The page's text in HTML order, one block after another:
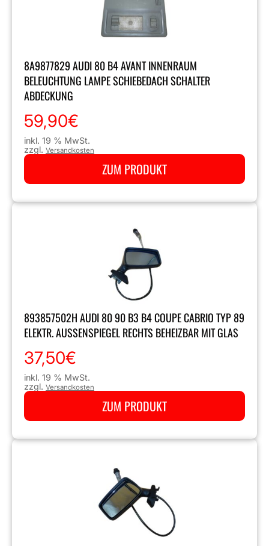
8A9877829 AUDI 80 B4 AVANT INNENRAUM
BELEUCHTUNG LAMPE SCHIEBEDACH SCHALTER
ABDECKUNG
59,90€
inkl. 19 % MwSt.
zzgl. Versandkosten
ZUM PRODUKT
893857502H AUDI 80 90 B3 B4 COUPE CABRIO TYP 89
ELEKTR. AUSSENSPIEGEL RECHTS BEHEIZBAR MIT GLAS
37,50€
inkl. 19 % MwSt.
zzgl. Versandkosten
ZUM PRODUKT